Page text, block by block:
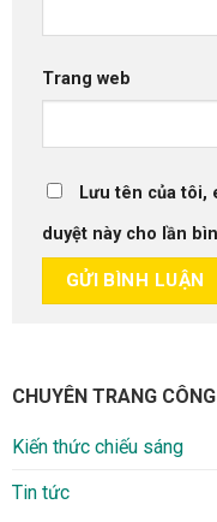
Trang web
Lưu tên của tôi,
duyệt này cho lần
CHUYÊN TRANG
Kiến thức chiếu sáng
Tin tức